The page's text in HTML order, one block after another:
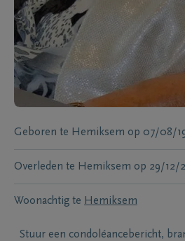
Geboren te Hemiksem op 07/08/
Overleden te Hemiksem op 29/12/
Woonachtig te Hemiksem
Stuur een condoléancebericht,